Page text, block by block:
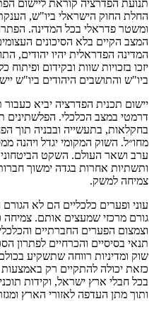
תנועת הפדרציה קוראת ליישום
החלת החוק הישראלי ביו"ש,
ומשטר פדראלי בכל המדינה.
המצב הקיים בלא הסיכונים
המדינה הפדראלית יהיו יהודים,
יזכו בזכויות שוות ובקידום
ביו"ש והתושבים היהודים ביו"ש
יישום תכנית הפדרציה יביא
דרמטי במצב הכלכלי. הפלשתינים
בחקלאות, בתעשייה ובבניה תוך
מחו״ל. השוק המקומי יגדל ויהנה
ערב ושאר העולם. השקט הביטחוני
ותשתיות אחרות בגדה ימשוך חברות
צמיחה למשק.
עוני ופערים כלכליים הם לא
גורם מרכזי שמעצים אותם. צמיחה
וצמצום הפערים החברתיים
תנאי בסיסיים והכרחיים לפתרון
שוק ומדיניות רווחה שתשקיע בכולם
כזאת יכולה להתקיים רק
בכל חבלי ארץ ישראל, וקידות
ותוך מתן העדפה לאזורי הארץ